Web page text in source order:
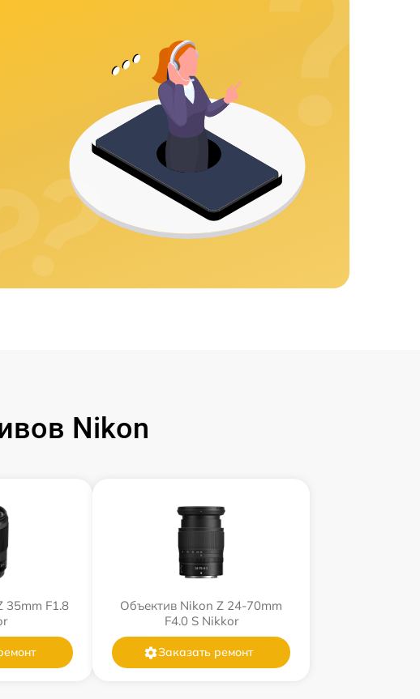
Nikon
35mm F1.8
Объектив Nikon Z 24-70mm
F4.0 S Nikkor
Заказать ремонт